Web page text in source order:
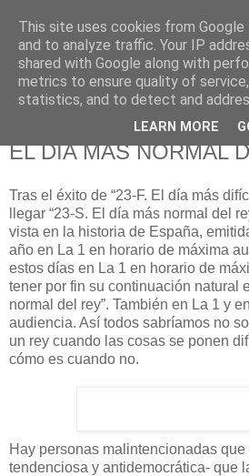
625 RANAS
LA TELEVISIÓN DESDE EL
EL DÍA MÁS NORMAL
Tras el éxito de “23-F. El día más
llegar “23-S. El día más normal del
vista en la historia de España,
año en La 1 en horario de máxima
estos días en La 1 en horario de
tener por fin su continuación natural
normal del rey”. También en La 1 y
audiencia. Así todos sabríamos no
un rey cuando las cosas se ponen
cómo es cuando no.
Hay personas malintencionadas
tendenciosa y antidemocrática- que
This site uses cookies from
and to analyze traffic. Your IP
shared with Google along with
metrics to ensure quality of
statistics, and to detect and
LEARN MORE